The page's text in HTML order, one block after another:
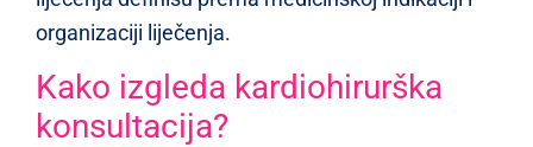
organizaciji liječenja.
Kako izgleda kardiohirurška
konsultacija?